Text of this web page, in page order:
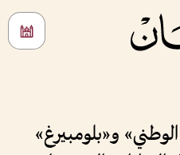
و«بلومبيرغ»